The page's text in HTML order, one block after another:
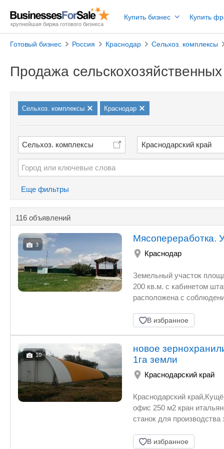
крупнейшая биржа готового бизнеса
Купить бизнес Купить
Готовый бизнес Россия Краснодар Сельхоз. комплексы
Продажа
Сельхоз. комплексы Краснодар
Сельхоз. комплексы Краснодарский край
Еще фильтры
116 объявлений
3
Мясопереработка.
Краснодар
Земельный участок площадью 100 000.00 кв.м.,
200 кв.м. с кабинетом штатного ветврача (в собственности). Территория
расположена с соблюдением зоны ветеринарно-санитарного
канализация с отстойником. В здании три холодильника для охлаждения
В избранное
10
новое
1га земли
Краснодарский край
Краснодарский край,Кущёвская, 800 метров от М4 новое
офис 250 м2 кран
станок для
В избранное